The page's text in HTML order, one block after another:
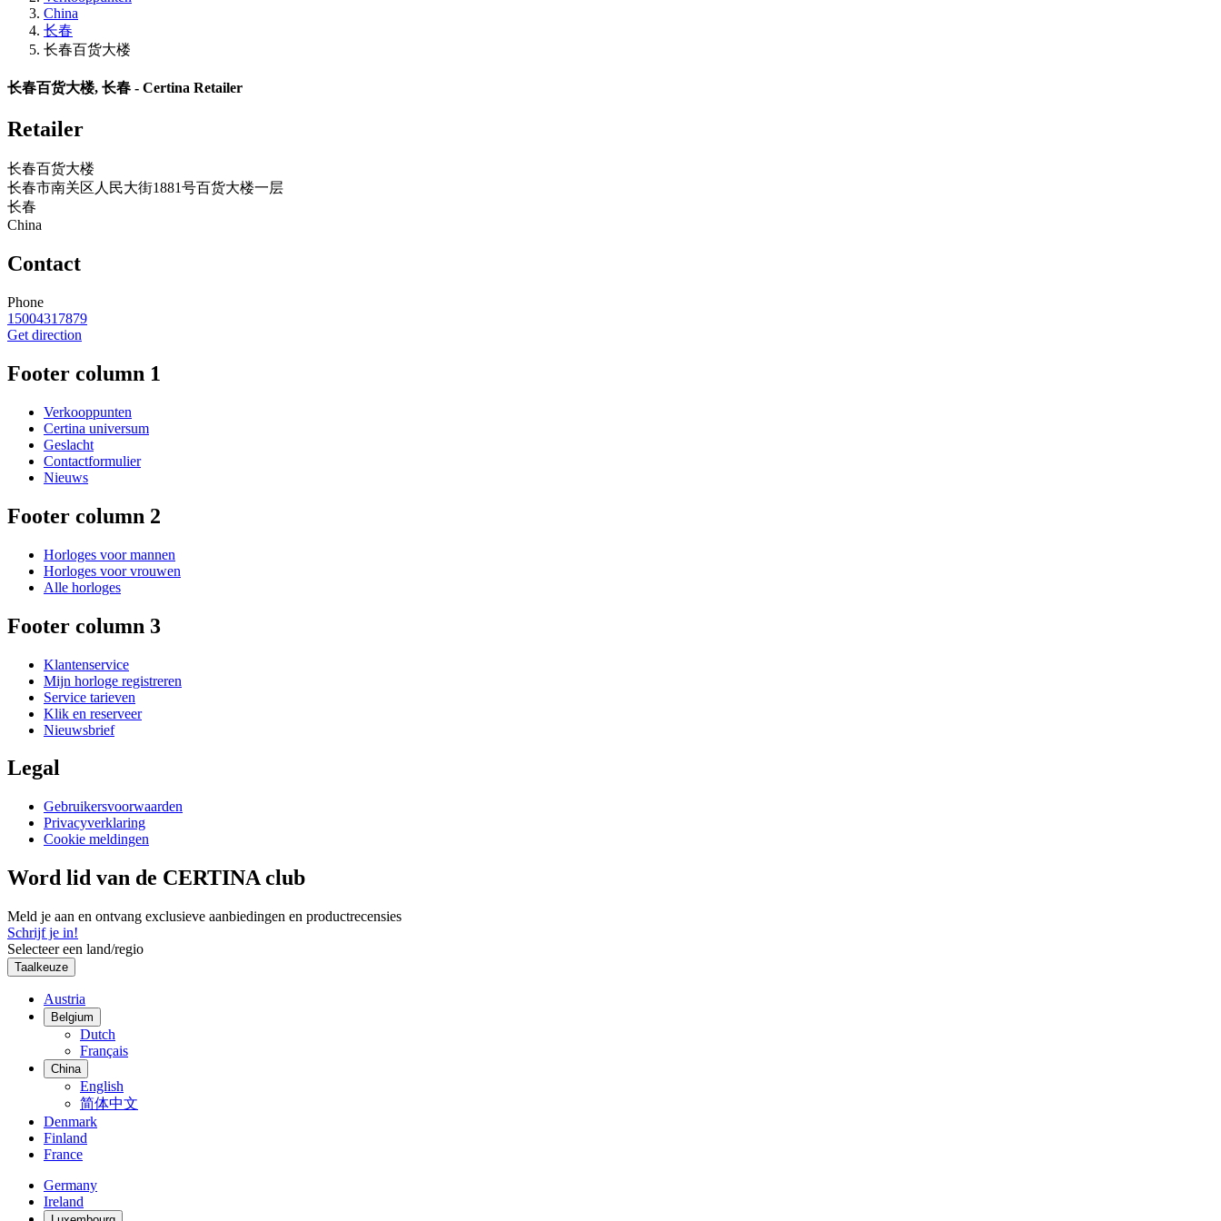
China
长春
长春百货大楼
长春百货大楼, 长春 - Certina Retailer
Retailer
长春百货大楼
长春市南关区人民大街1881号百货大楼一层
长春
China
Contact
Phone
15004317879
Get direction
Footer column 1
Verkooppunten
Certina universum
Geslacht
Contactformulier
Nieuws
Footer column 2
Horloges voor mannen
Horloges voor vrouwen
Alle horloges
Footer column 3
Klantenservice
Mijn horloge registreren
Service tarieven
Klik en reserveer
Nieuwsbrief
Legal
Gebruikersvoorwaarden
Privacyverklaring
Cookie meldingen
Word lid van de CERTINA club
Meld je aan en ontvang exclusieve aanbiedingen en productrecensies
Schrijf je in!
Selecteer een land/regio
Taalkeuze
Austria
Belgium
Dutch
Français
China
English
简体中文
Denmark
Finland
France
Germany
Ireland